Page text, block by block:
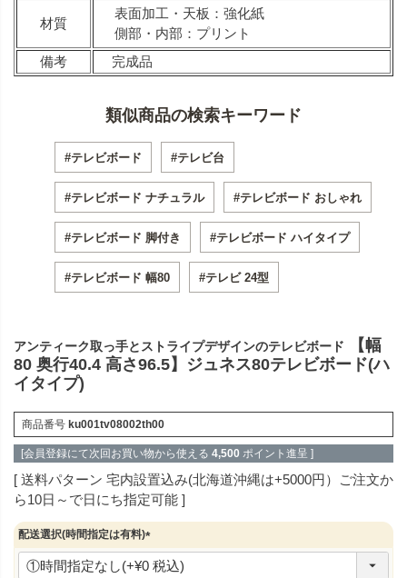
材質
表面加工・天板：強化紙
側部・内部：プリント
備考
完成品
類似商品の検索キーワード
#テレビボード #テレビ台
#テレビボード ナチュラル #テレビボード おしゃれ
#テレビボード 脚付き #テレビボード ハイタイプ
#テレビボード 幅80 #テレビ 24型
アンティーク取っ手とストライプデザインのテレビボード
【幅
80 奥行40.4 高さ96.5】ジュネス80テレビボード(ハ
イタイプ)
商品番号 ku001tv08002th00
[会員登録にて次回お買い物から使える 4,500 ポイント進呈 ]
送料パターン 宅内設置込み(北海道沖縄は+5000円）ご注文か
ら10日～で日にち指定可能
配送選択(時間指定は有料)
(
必